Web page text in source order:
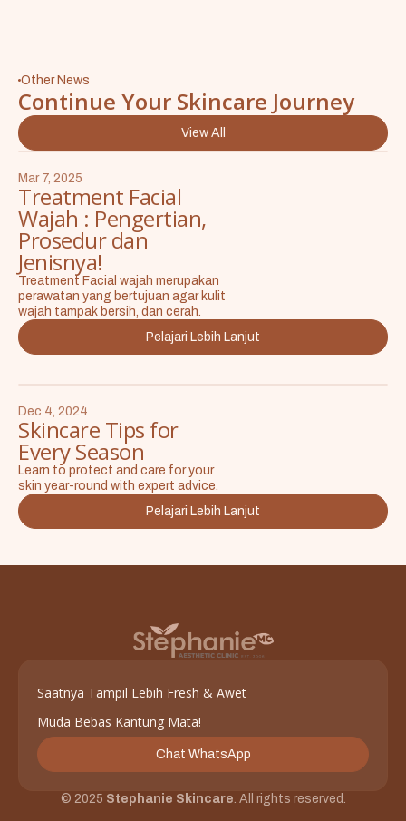
Other News
Continue Your Skincare Journey
View All
Mar 7, 2025
Treatment Facial
Wajah : Pengertian,
Prosedur dan
Jenisnya!
Treatment Facial wajah merupakan
perawatan yang bertujuan agar kulit
wajah tampak bersih, dan cerah.
Pelajari Lebih Lanjut
Dec 4, 2024
Skincare Tips for
Every Season
Learn to protect and care for your
skin year-round with expert advice.
Pelajari Lebih Lanjut
Saatnya Tampil Lebih Fresh & Awet
Muda Bebas Kantung Mata!
Chat WhatsApp
© 2025 Stephanie Skincare . All rights reserved.